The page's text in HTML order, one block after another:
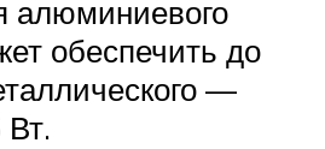
алюминиевого
обеспечить до
—